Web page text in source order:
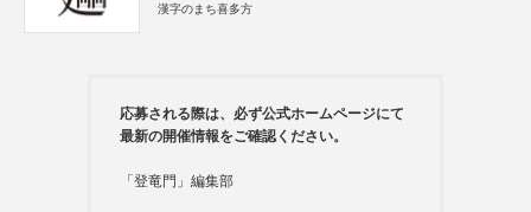
漢字のまち喜多方
応募される際は、必ず公式ホームページにて
最新の開催情報をご確認ください。
「登竜門」編集部